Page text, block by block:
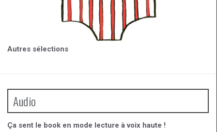
Autres sélections
Audio
Ça sent le book en mode lecture à voix haute !